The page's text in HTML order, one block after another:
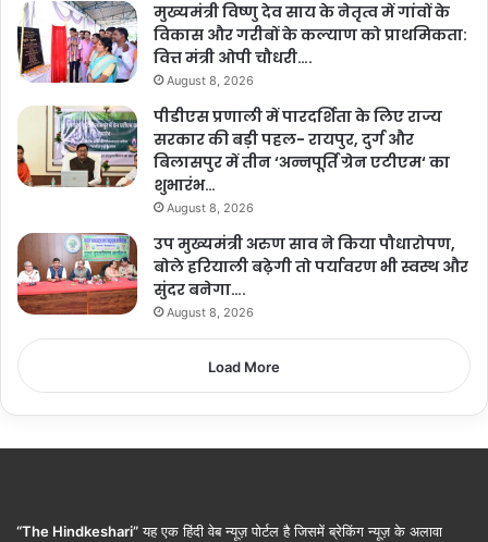
मुख्यमंत्री विष्णु देव साय के नेतृत्व में गांवों के
विकास और गरीबों के कल्याण को प्राथमिकता:
वित्त मंत्री ओपी चौधरी….
August 8, 2026
पीडीएस प्रणाली में पारदर्शिता के लिए राज्य
सरकार की बड़ी पहल- रायपुर, दुर्ग और
बिलासपुर में तीन ‘अन्नपूर्ति ग्रेन एटीएम‘ का
शुभारंभ…
August 8, 2026
उप मुख्यमंत्री अरुण साव ने किया पौधारोपण,
बोले हरियाली बढ़ेगी तो पर्यावरण भी स्वस्थ और
सुंदर बनेगा….
August 8, 2026
Load More
“The Hindkeshari”यह एक हिंदी वेब न्यूज़ पोर्टल है जिसमें ब्रेकिंग न्यूज़ के अलावा